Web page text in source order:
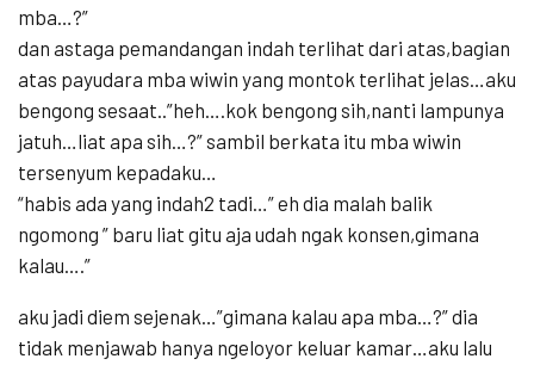
mba…?”
dan astaga pemandangan indah terlihat dari atas,bagian
atas payudara mba wiwin yang montok terlihat jelas…aku
bengong sesaat..”heh….kok bengong sih,nanti lampunya
jatuh…liat apa sih…?” sambil berkata itu mba wiwin
tersenyum kepadaku…
“habis ada yang indah2 tadi…” eh dia malah balik
ngomong ” baru liat gitu aja udah ngak konsen,gimana
kalau….”
aku jadi diem sejenak…”gimana kalau apa mba…?” dia
tidak menjawab hanya ngeloyor keluar kamar…aku lalu